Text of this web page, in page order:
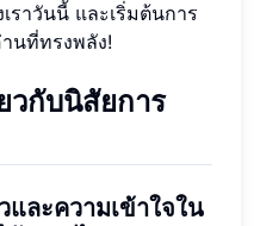
ราวันนี้ และเริ่มต้นการ
นที่ทรงพลัง!
วกับนิสัยการ
และความเข้าใจใน